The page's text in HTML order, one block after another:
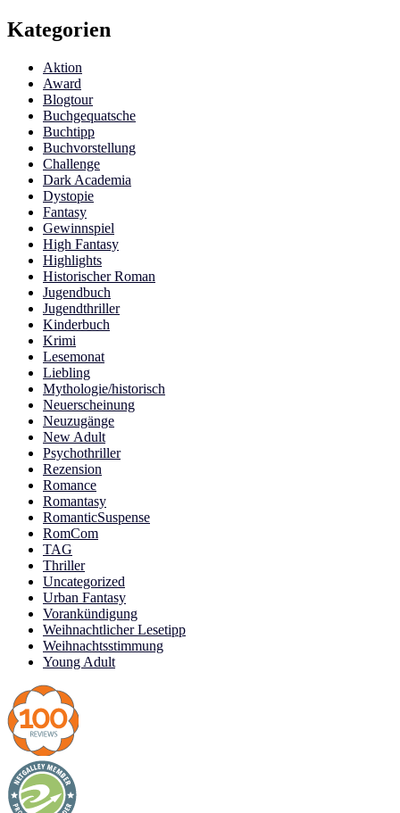
Kategorien
Aktion
Award
Blogtour
Buchgequatsche
Buchtipp
Buchvorstellung
Challenge
Dark Academia
Dystopie
Fantasy
Gewinnspiel
High Fantasy
Highlights
Historischer Roman
Jugendbuch
Jugendthriller
Kinderbuch
Krimi
Lesemonat
Liebling
Mythologie/historisch
Neuerscheinung
Neuzugänge
New Adult
Psychothriller
Rezension
Romance
Romantasy
RomanticSuspense
RomCom
TAG
Thriller
Uncategorized
Urban Fantasy
Vorankündigung
Weihnachtlicher Lesetipp
Weihnachtsstimmung
Young Adult